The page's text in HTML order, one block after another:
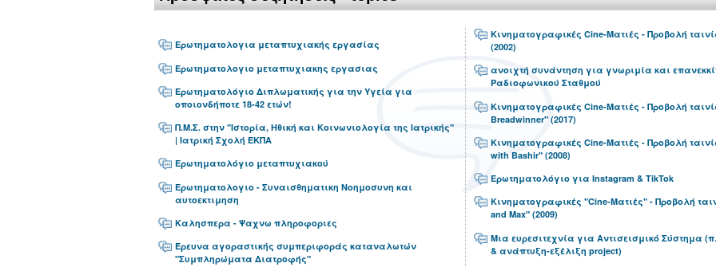
Ερωτηματολογια μεταπτυχιακής εργασίας
Ερωτηματολογιο μεταπτυχιακης εργασιας
Ερωτηματολόγιο Διπλωματικής για την Υγεία για
οποιονδήποτε 18-42 ετών!
Π.Μ.Σ. στην "Ιστορία, Ηθική και Κοινωνιολογία της Ιατρικής"
| Ιατρική Σχολή ΕΚΠΑ
Ερωτηματολόγιο μεταπτυχιακού
Ερωτηματολογιο - Συναισθηματικη Νοημοσυνη και
αυτοεκτιμηση
Καλησπερα - Ψαχνω πληροφοριες
Έρευνα αγοραστικής συμπεριφοράς καταναλωτών
"Συμπληρώματα Διατροφής"
Κινηματογραφικές Cine-Ματιές - Προβολή
(2002)
ανοιχτή συνάντηση για γνωριμία και
Ραδιοφωνικού Σταθμού
Κινηματογραφικές Cine-Ματιές - Προβολή
Breadwinner" (2017)
Κινηματογραφικές Cine-Ματιές - Προβολή
with Bashir" (2008)
Ερωτηματολόγιο για Instagram & TikTok
Κινηματογραφικές "Cine-Ματιές" - Προβολή
and Max" (2009)
Μια ευρεσιτεχνία για Αντισεισμικό Σύστημα
& ανάπτυξη-εξέλιξη project)